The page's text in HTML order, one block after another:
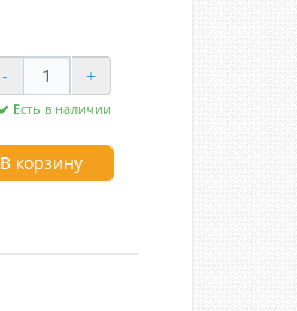
- +
Есть в наличии
В корзину